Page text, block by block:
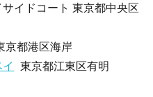
イドコート 東京都中央区
京都港区海岸
東京都江東区有明